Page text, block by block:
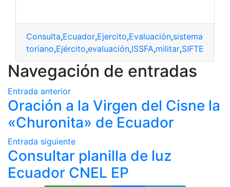
Consulta,Ecuador,Ejercito,Evaluación,sistema
ecuatoriano,Ejército,evaluación,ISSFA,militar,SIFTE
Navegación de entradas
Entrada anterior
Oración a la Virgen del Cisne la
«Churonita» de Ecuador
Entrada siguiente
Consultar planilla de luz
Ecuador CNEL EP